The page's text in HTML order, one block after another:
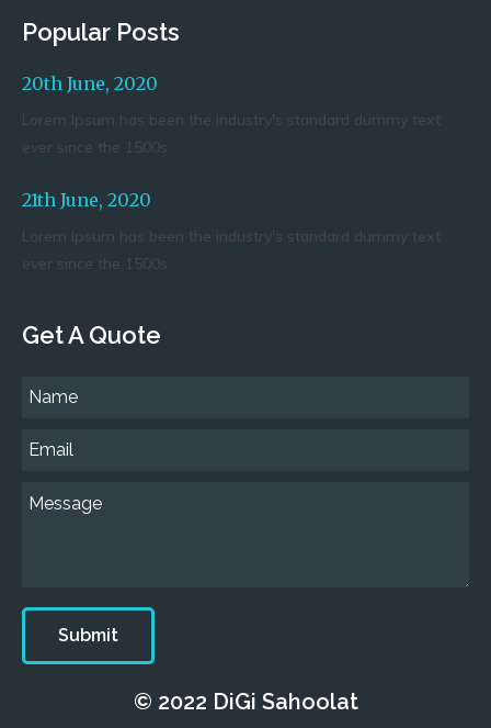
Popular Posts
20th June, 2020
Lorem Ipsum has been the industry's standard dummy text
ever since the 1500s.
21th June, 2020
Lorem Ipsum has been the industry's standard dummy text
ever since the 1500s.
Get A Quote
Submit
© 2022 DiGi Sahoolat